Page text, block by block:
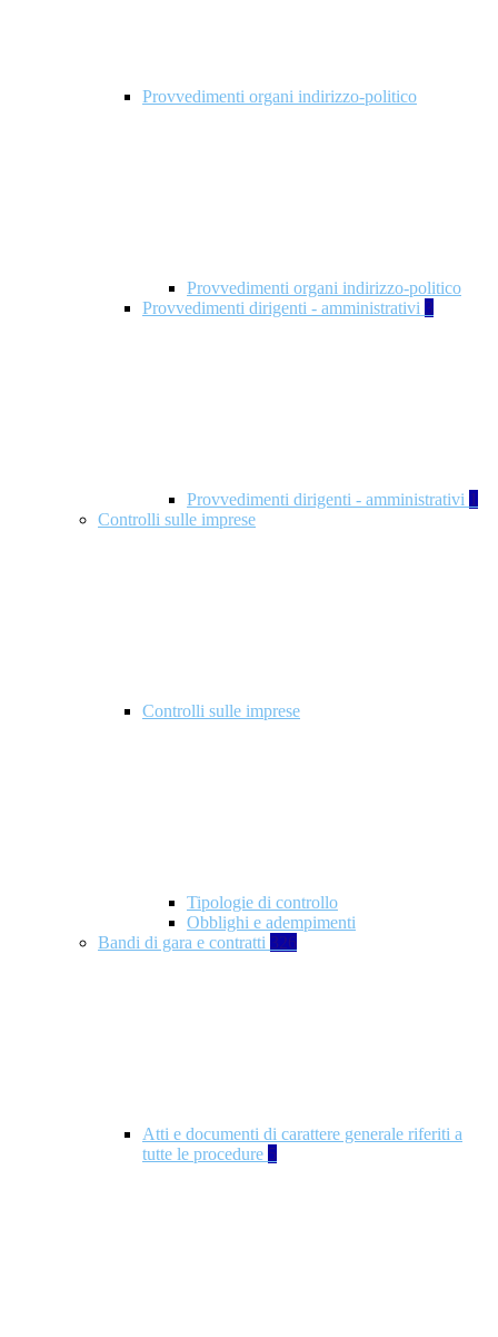
Provvedimenti organi indirizzo-politico
Provvedimenti organi indirizzo-politico
Provvedimenti dirigenti - amministrativi 3
Provvedimenti dirigenti - amministrativi 1
Controlli sulle imprese
Controlli sulle imprese
Tipologie di controllo
Obblighi e adempimenti
Bandi di gara e contratti 326
Atti e documenti di carattere generale riferiti a
tutte le procedure 5